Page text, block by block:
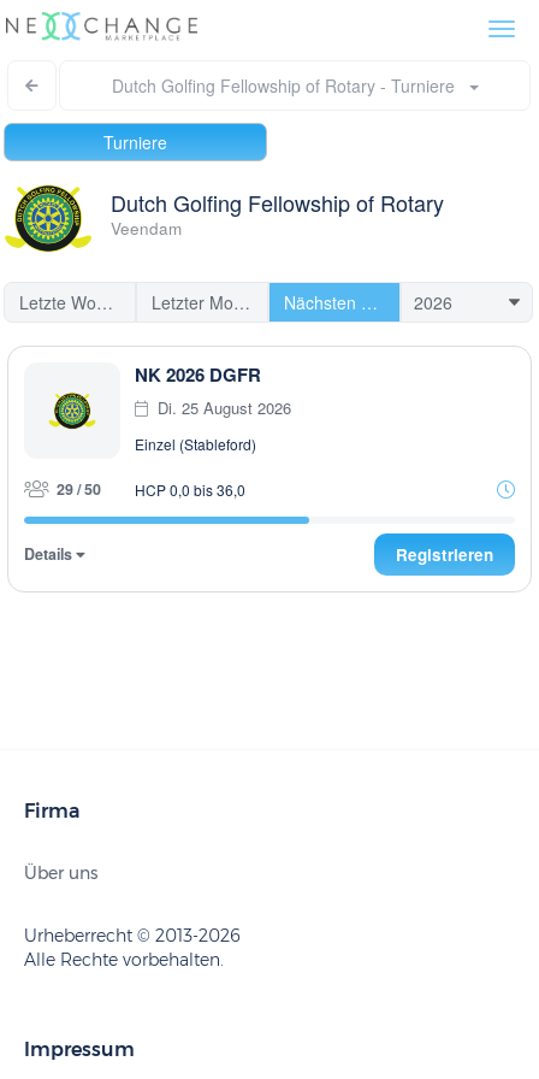
Dutch Golfing Fellowship of Rotary - Turniere
Turniere
Dutch Golfing Fellowship of Rotary
Veendam
Letzte Woche Letzter Monat Nächsten Turniere
NK 2026 DGFR
Di. 25 August 2026
Einzel (Stableford)
29 / 50 HCP 0,0 bis 36,0
Details Registrieren
Firma
Über uns
Urheberrecht © 2013-2026
Alle Rechte vorbehalten.
Impressum